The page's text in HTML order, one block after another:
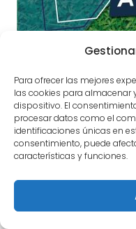
Para ofrecer las mejores
las cookies para almacenar
dispositivo. El
procesar datos como el
identificaciones únicas en
consentimiento, puede
características y funciones.